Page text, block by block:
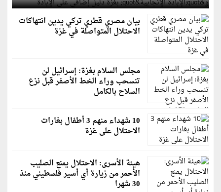
بيان مصري قطري تركي يدين انتهاكات
الاحتلال المتواصلة في غزة
مجلس السلام بغزة: إسرائيل لن
تنسحب وراء الخط الأصفر قبل نزع
السلاح بالكامل
10 شهداء منهم 3 أطفال بغارات
الاحتلال على غزة
هيئة الأسرى: الاحتلال يمنع الصليب
الأحمر من زيارة أي أسير فلسطيني منذ
30 شهرا